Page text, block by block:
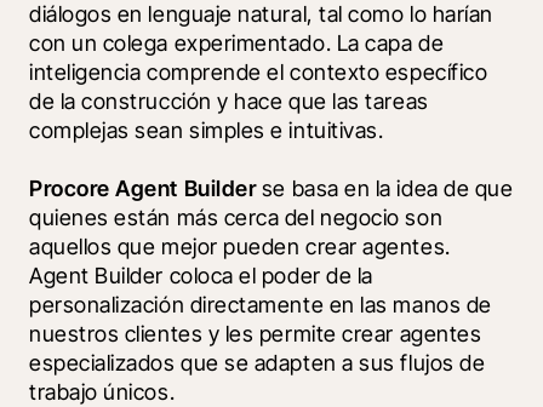
diálogos en lenguaje natural, tal como lo harían
con un colega experimentado. La capa de
inteligencia comprende el contexto específico
de la construcción y hace que las tareas
complejas sean simples e intuitivas.
Procore Agent Builder se basa en la idea de que
quienes están más cerca del negocio son
aquellos que mejor pueden crear agentes.
Agent Builder coloca el poder de la
personalización directamente en las manos de
nuestros clientes y les permite crear agentes
especializados que se adapten a sus flujos de
trabajo únicos.